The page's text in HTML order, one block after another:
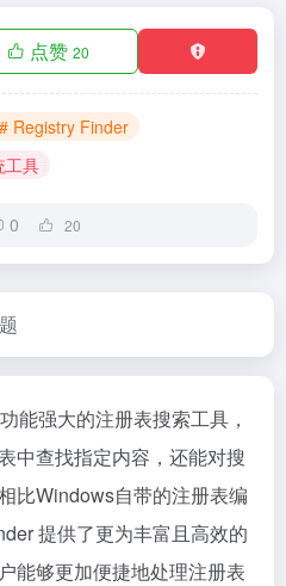
点赞 20
# Registry Finder
工具
0 20
能强大的注册表搜索工具，
中查找指定内容，还能对搜
比Windows自带的注册表编
提供了更为丰富且高效的
能够更加便捷地处理注册表